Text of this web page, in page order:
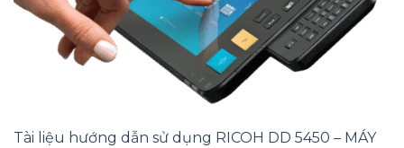
Tài liệu hướng dẫn sử dụng RICOH DD 5450 – MÁY